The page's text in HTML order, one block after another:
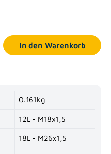
ein oder benutze die Schaltflächen um
In den Warenkorb
0.161kg
12L - M18x1,5
18L - M26x1,5